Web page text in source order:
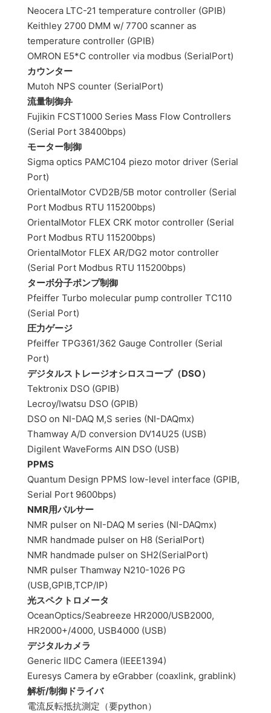
Neocera LTC-21 temperature controller (GPIB)
Keithley 2700 DMM w/ 7700 scanner as
temperature controller (GPIB)
OMRON E5*C controller via modbus (SerialPort)
カウンター
Mutoh NPS counter (SerialPort)
流量制御弁
Fujikin FCST1000 Series Mass Flow Controllers
(Serial Port 38400bps)
モーター制御
Sigma optics PAMC104 piezo motor driver (Serial
Port)
OrientalMotor CVD2B/5B motor controller (Serial
Port Modbus RTU 115200bps)
OrientalMotor FLEX CRK motor controller (Serial
Port Modbus RTU 115200bps)
OrientalMotor FLEX AR/DG2 motor controller
(Serial Port Modbus RTU 115200bps)
ターボ分子ポンプ制御
Pfeiffer Turbo molecular pump controller TC110
(Serial Port)
圧力ゲージ
Pfeiffer TPG361/362 Gauge Controller (Serial
Port)
デジタルストレージオシロスコープ（DSO）
Tektronix DSO (GPIB)
Lecroy/Iwatsu DSO (GPIB)
DSO on NI-DAQ M,S series (NI-DAQmx)
Thamway A/D conversion DV14U25 (USB)
Digilent WaveForms AIN DSO (USB)
PPMS
Quantum Design PPMS low-level interface (GPIB,
Serial Port 9600bps)
NMR用パルサー
NMR pulser on NI-DAQ M series (NI-DAQmx)
NMR handmade pulser on H8 (SerialPort)
NMR handmade pulser on SH2(SerialPort)
NMR pulser Thamway N210-1026 PG
(USB,GPIB,TCP/IP)
光スペクトロメータ
OceanOptics/Seabreeze HR2000/USB2000,
HR2000+/4000, USB4000 (USB)
デジタルカメラ
Generic IIDC Camera (IEEE1394)
Euresys Camera by eGrabber (coaxlink, grablink)
解析/制御ドライバ
電流反転抵抗測定（要python）